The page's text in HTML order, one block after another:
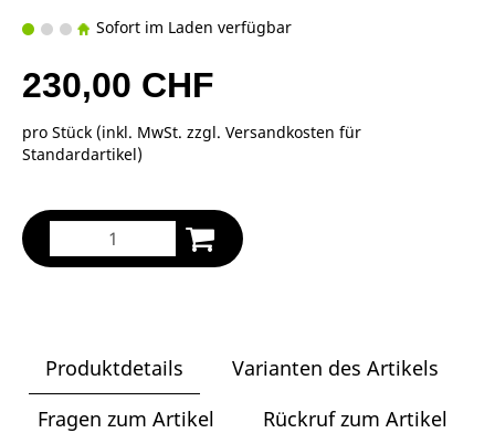
Sofort im Laden verfügbar
230,00 CHF
pro Stück (inkl. MwSt. zzgl. Versandkosten für
Standardartikel)
Produktdetails
Varianten des Artikels
Fragen zum Artikel
Rückruf zum Artikel